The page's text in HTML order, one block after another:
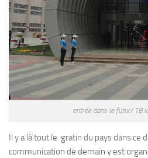
entrée dans le futur/
Il y a là tout le gratin du pays dans ce
communication de demain y est